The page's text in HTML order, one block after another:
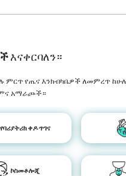
እናቀርባለን።
ምርጥ የጤና እንክብካቤዎች ለመምረጥ
አማራጮች።
የባሪያትሪክ ቀዶ ጥገና
ኮስመቶሎጂ